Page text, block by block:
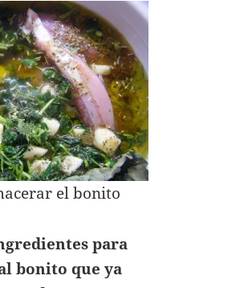
el bonito